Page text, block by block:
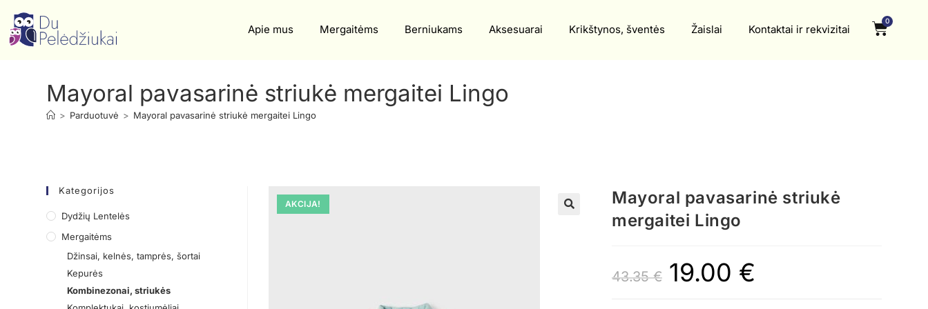
Apie mus Mergaitėms Berniukams Aksesuarai Krikštynos, šventės Žaislai Kontaktai ir rekvizitai
0
Mayoral pavasarinė striukė mergaitei Lingo
> Parduotuvė > Mayoral pavasarinė striukė mergaitei Lingo
AKCIJA!
Mayoral pavasarinė striukė
mergaitei Lingo
43.35€ 19.00 €
Kategorijos
Dydžių Lentelės
Mergaitėms
Džinsai, kelnės, tamprės, šortai
Kepurės
Kombinezonai, striukės